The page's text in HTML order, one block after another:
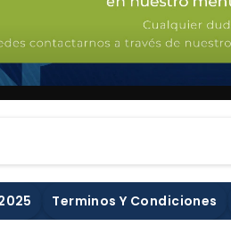
Terminos Y Condiciones